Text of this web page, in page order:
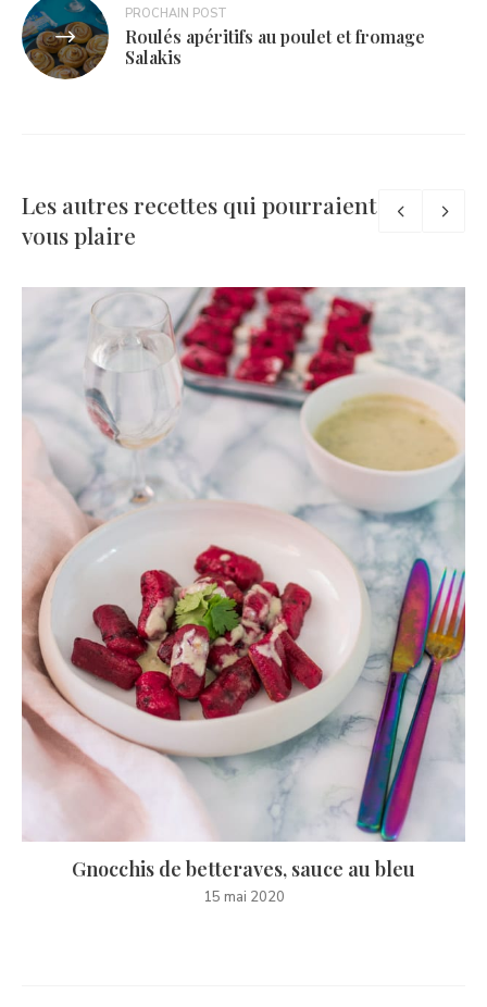
PROCHAIN POST
Roulés apéritifs au poulet et fromage
Salakis
Les autres recettes qui pourraient
vous plaire
Gnocchis de betteraves, sauce au bleu
15 mai 2020